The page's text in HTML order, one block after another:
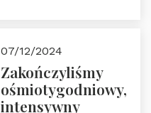
ZAPRASZAMY
07/12/2024
Zakończyliśmy
ośmiotygodniowy,
intensywny